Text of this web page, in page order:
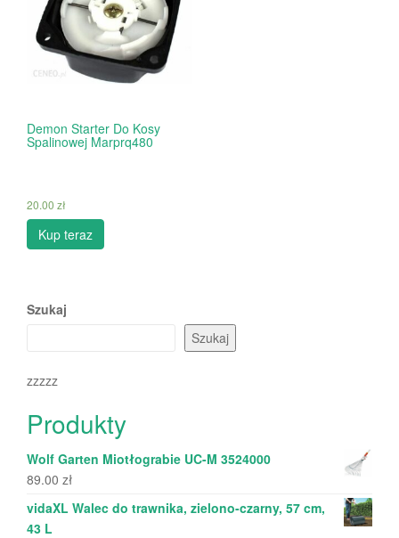
Demon Starter Do Kosy
Spalinowej Marprq480
20.00 zł
Kup teraz
Szukaj
Szukaj
zzzzz
Produkty
Wolf Garten Miotłograbie UC-M 3524000
89.00 zł
vidaXL Walec do trawnika, zielono-czarny, 57 cm,
43 L